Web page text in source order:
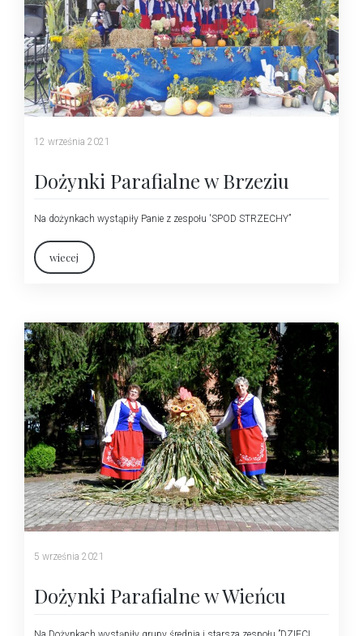
12 września 2021
Dożynki Parafialne w Brzeziu
Na dożynkach wystąpiły Panie z zespołu 'SPOD STRZECHY”
wiecej
5 września 2021
Dożynki Parafialne w Wieńcu